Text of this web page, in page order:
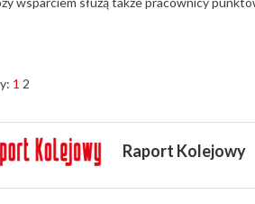
1 2
Raport Kolejowy